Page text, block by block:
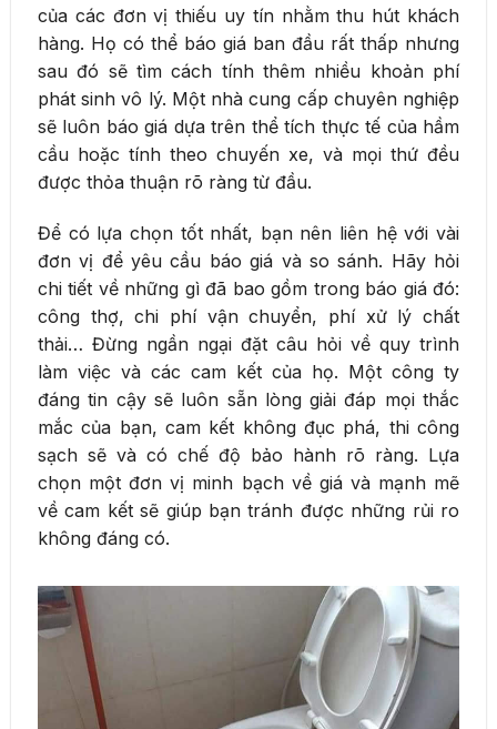
của các đơn vị thiếu uy tín nhằm thu hút khách
hàng. Họ có thể báo giá ban đầu rất thấp nhưng
sau đó sẽ tìm cách tính thêm nhiều khoản phí
phát sinh vô lý. Một nhà cung cấp chuyên nghiệp
sẽ luôn báo giá dựa trên thể tích thực tế của hầm
cầu hoặc tính theo chuyến xe, và mọi thứ đều
được thỏa thuận rõ ràng từ đầu.
Để có lựa chọn tốt nhất, bạn nên liên hệ với vài
đơn vị để yêu cầu báo giá và so sánh. Hãy hỏi
chi tiết về những gì đã bao gồm trong báo giá đó:
công thợ, chi phí vận chuyển, phí xử lý chất
thải… Đừng ngần ngại đặt câu hỏi về quy trình
làm việc và các cam kết của họ. Một công ty
đáng tin cậy sẽ luôn sẵn lòng giải đáp mọi thắc
mắc của bạn, cam kết không đục phá, thi công
sạch sẽ và có chế độ bảo hành rõ ràng. Lựa
chọn một đơn vị minh bạch về giá và mạnh mẽ
về cam kết sẽ giúp bạn tránh được những rủi ro
không đáng có.